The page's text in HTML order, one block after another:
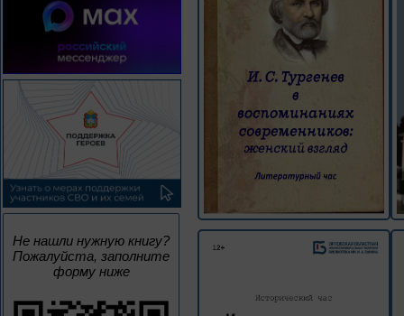
Не нашли нужную книгу?
Пожалуйста, заполните
форму ниже